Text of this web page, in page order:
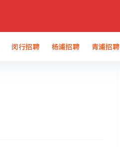
闵行招聘 杨浦招聘 青浦招聘